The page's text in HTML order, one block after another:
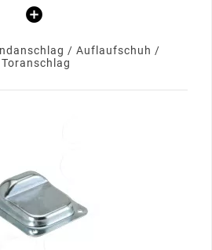
/ Auflaufschuh /
Toranschlag